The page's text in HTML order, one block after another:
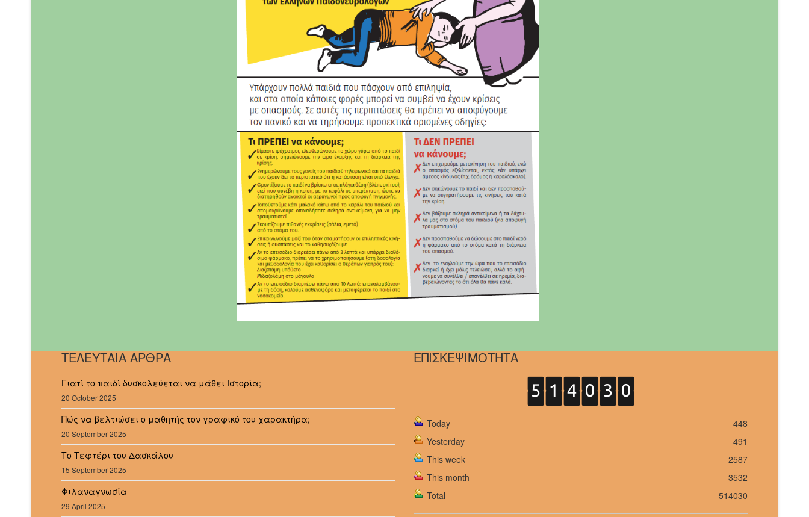
ΤΕΛΕΥΤΑΙΑ ΑΡΘΡΑ
Γιατί το παιδί δυσκολεύεται να μάθει Ιστορία;
20 October 2025
Πώς να βελτιώσει ο μαθητής τον γραφικό του χαρακτήρα;
20 September 2025
Το Τεφτέρι του Δασκάλου
15 September 2025
Φιλαναγνωσία
29 April 2025
ΕΠΙΣΚΕΨΙΜΟΤΗΤΑ
Today
448
Yesterday
491
This week
2587
This month
3532
Total
514030